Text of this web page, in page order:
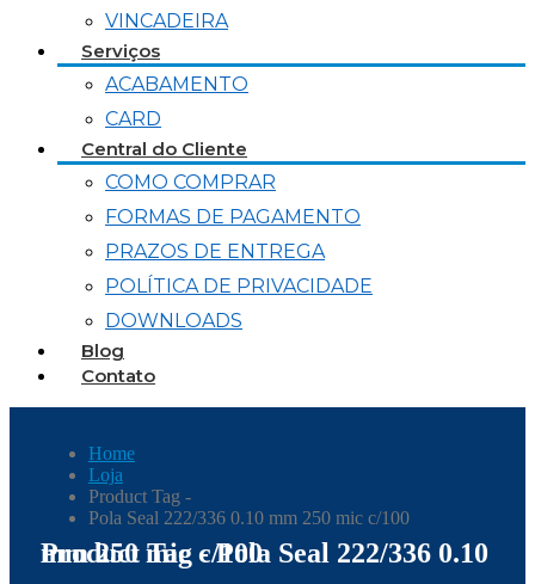
VINCADEIRA
Serviços
ACABAMENTO
CARD
Central do Cliente
COMO COMPRAR
FORMAS DE PAGAMENTO
PRAZOS DE ENTREGA
POLÍTICA DE PRIVACIDADE
DOWNLOADS
Blog
Contato
Home
Loja
Product Tag -
Pola Seal 222/336 0.10 mm 250 mic c/100
Product Tag - Pola Seal 222/336 0.10 mm 250 mic c/100